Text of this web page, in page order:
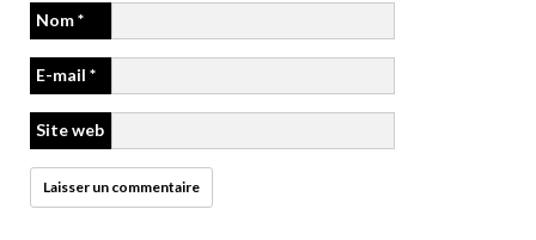
Nom*
E-mail *
Site web